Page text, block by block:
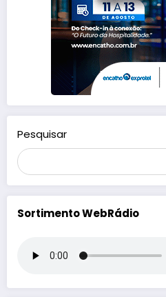
Pesquisar
Sortimento WebRádio